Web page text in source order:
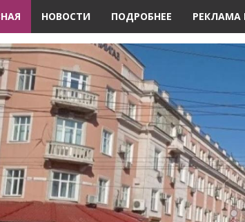
НОВОСТИ ПОДРОБНЕЕ РЕКЛАМА